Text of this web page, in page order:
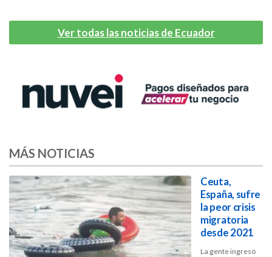
Ver todas las noticias de Ecuador
MÁS NOTICIAS
Ceuta,
España, sufre
la peor crisis
migratoria
desde 2021
La gente ingresó